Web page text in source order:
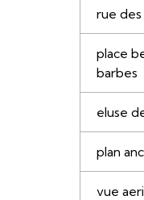
rue des
place
barbes
eluse
plan
vue